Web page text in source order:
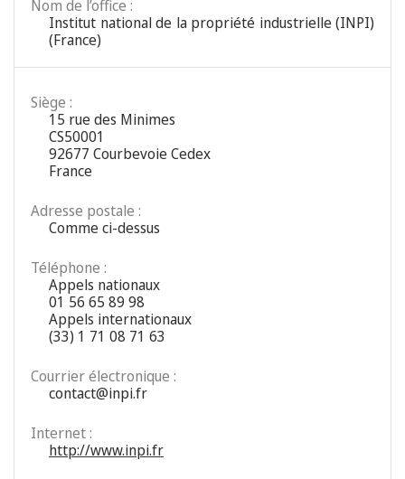
Nom de l’office :
Institut national de la propriété industrielle (INPI)
(France)
Siège :
15 rue des Minimes
CS50001
92677 Courbevoie Cedex
France
Adresse postale :
Comme ci-dessus
Téléphone :
Appels nationaux
01 56 65 89 98
Appels internationaux
(33) 1 71 08 71 63
Courrier électronique :
contact@inpi.fr
Internet :
http://www.inpi.fr